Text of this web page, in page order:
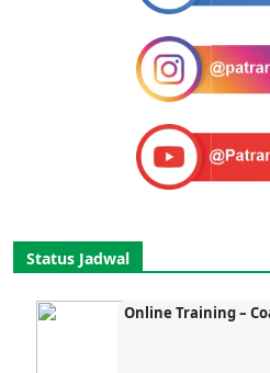
Status Jadwal
Online Training –